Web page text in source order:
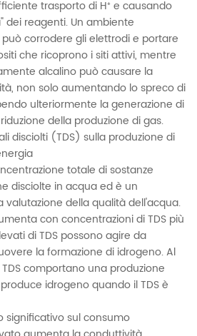
trasporto di H⁺ e causando
dei reagenti. Un ambiente
corrodere gli elettrodi e portare
che ricoprono i siti attivi, mentre
alcalino può causare la
non solo aumentando lo spreco di
ulteriormente la generazione di
della produzione di gas.
disciolti (TDS) sulla produzione di
totale di sostanze
disciolte in acqua ed è un
valutazione della qualità dell'acqua.
con concentrazioni di TDS più
di TDS possono agire da
la formazione di idrogeno. Al
comportano una produzione
idrogeno quando il TDS è
significativo sul consumo